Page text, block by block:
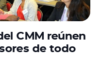
CMM reúnen
de todo